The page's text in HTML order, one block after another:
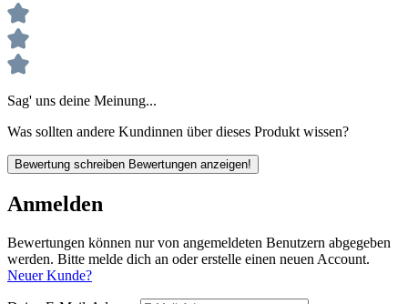
Sag' uns deine Meinung...
Was sollten andere Kundinnen über dieses Produkt wissen?
Bewertung schreiben Bewertungen anzeigen!
Anmelden
Bewertungen können nur von angemeldeten Benutzern abgegeben
werden. Bitte melde dich an oder erstelle einen neuen Account.
Neuer Kunde?